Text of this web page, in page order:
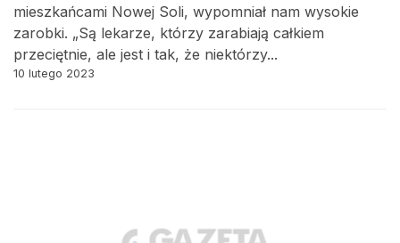
mieszkańcami Nowej Soli, wypomniał nam wysokie
zarobki. „Są lekarze, którzy zarabiają całkiem
przeciętnie, ale jest i tak, że niektórzy...
10 lutego 2023